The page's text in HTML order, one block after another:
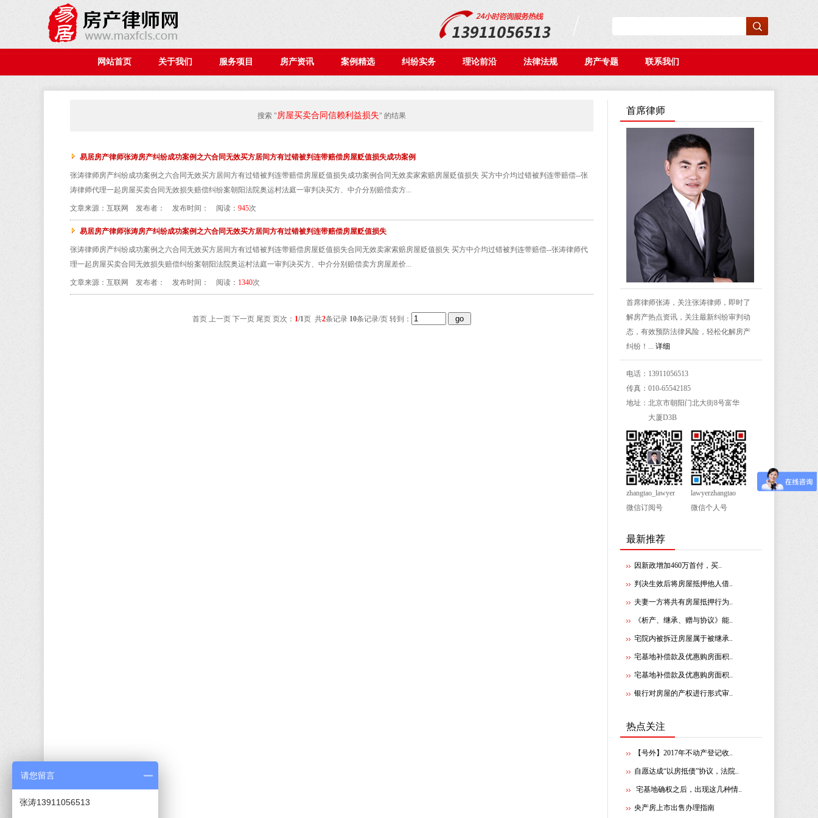
网站首页 关于我们 服务项目 房产资讯 案例精选 纠纷实务 理论前沿 法律法规 房产专题 联系我们
搜索 "房屋买卖合同信赖利益损失" 的结果
易居房产律师张涛房产纠纷成功案例之六合同无效买方居间方有过错被判连带赔偿房屋贬值损失成功案例
张涛律师房产纠纷成功案例之六合同无效买方居间方有过错被判连带赔偿房屋贬值损失成功案例合同无效卖家索赔房屋贬值损失 买方中介均过错被判连带赔偿--张
涛律师代理一起房屋买卖合同无效损失赔偿纠纷案朝阳法院奥运村法庭一审判决买方、中介分别赔偿卖方...
文章来源：互联网 发布者： 发布时间： 阅读： 945次
易居房产律师张涛房产纠纷成功案例之六合同无效买方居间方有过错被判连带赔偿房屋贬值损失
张涛律师房产纠纷成功案例之六合同无效买方居间方有过错被判连带赔偿房屋贬值损失合同无效卖家索赔房屋贬值损失 买方中介均过错被判连带赔偿--张涛律师代
理一起房屋买卖合同无效损失赔偿纠纷案朝阳法院奥运村法庭一审判决买方、中介分别赔偿卖方房屋差价...
文章来源：互联网 发布者： 发布时间： 阅读： 1340次
首页 上一页 下一页 尾页 页次： 1/1页 共2条记录 10条记录/页 转到：
首席律师
首席律师张涛，关注张涛律师，即时了
解房产热点资讯，关注最新纠纷审判动
态，有效预防法律风险，轻松化解房产
纠纷！... 详细
电话：13911056513
传真：010-65542185
地址：北京市朝阳门北大街8号富华
大厦D3B
zhangtao_lawyer
微信订阅号
lawyerzhangtao
微信个人号
最新推荐
因新政增加460万首付，买..
判决生效后将房屋抵押他人借..
夫妻一方将共有房屋抵押行为..
《析产、继承、赠与协议》能..
宅院内被拆迁房屋属于被继承..
宅基地补偿款及优惠购房面积..
宅基地补偿款及优惠购房面积..
银行对房屋的产权进行形式审..
热点关注
【号外】2017年不动产登记收..
自愿达成“以房抵债”协议，法院..
宅基地确权之后，出现这几种情..
央产房上市出售办理指南
请您留言
张涛13911056513